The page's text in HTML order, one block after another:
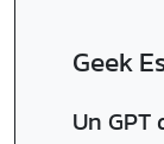
Geek
Un